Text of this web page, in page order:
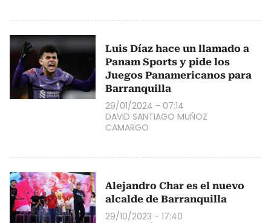
Luis Díaz hace un llamado a
Panam Sports y pide los
Juegos Panamericanos para
Barranquilla
29/01/2024 - 07:14
DAVID SANTIAGO MUÑOZ
CAMARGO
Alejandro Char es el nuevo
alcalde de Barranquilla
29/10/2023 - 17:40